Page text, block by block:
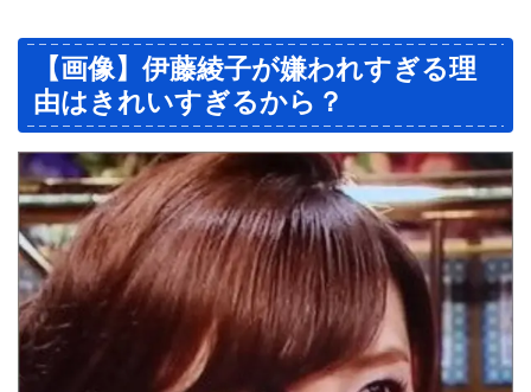
【画像】伊藤綾子が嫌われすぎる理
由はきれいすぎるから？